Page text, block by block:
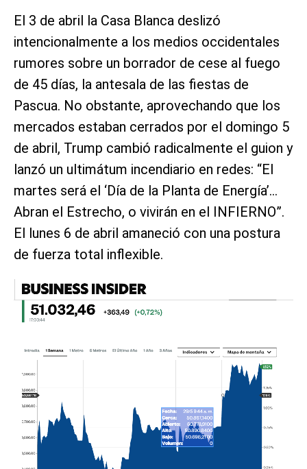
El 3 de abril la Casa Blanca deslizó
intencionalmente a los medios occidentales
rumores sobre un borrador de cese al fuego
de 45 días, la antesala de las fiestas de
Pascua. No obstante, aprovechando que los
mercados estaban cerrados por el domingo 5
de abril, Trump cambió radicalmente el guion y
lanzó un ultimátum incendiario en redes: “El
martes será el ‘Día de la Planta de Energía’…
Abran el Estrecho, o vivirán en el INFIERNO”.
El lunes 6 de abril amaneció con una postura
de fuerza total inflexible.